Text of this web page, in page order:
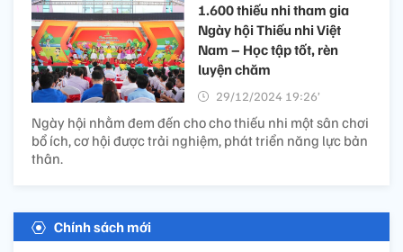
1.600 thiếu nhi tham gia
Ngày hội Thiếu nhi Việt
Nam – Học tập tốt, rèn
luyện chăm
29/12/2024 19:26’
Ngày hội nhằm đem đến cho cho thiếu nhi một sân chơi
bổ ích, cơ hội được trải nghiệm, phát triển năng lực bản
thân.
Chính sách mới